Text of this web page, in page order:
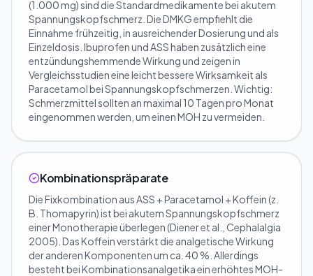
(1.000 mg) sind die Standardmedikamente bei akutem
Spannungskopfschmerz. Die DMKG empfiehlt die
Einnahme frühzeitig, in ausreichender Dosierung und als
Einzeldosis. Ibuprofen und ASS haben zusätzlich eine
entzündungshemmende Wirkung und zeigen in
Vergleichsstudien eine leicht bessere Wirksamkeit als
Paracetamol bei Spannungskopfschmerzen. Wichtig:
Schmerzmittel sollten an maximal 10 Tagen pro Monat
eingenommen werden, um einen MOH zu vermeiden.
Kombinationspräparate
Die Fixkombination aus ASS + Paracetamol + Koffein (z.
B. Thomapyrin) ist bei akutem Spannungskopfschmerz
einer Monotherapie überlegen (Diener et al., Cephalalgia
2005). Das Koffein verstärkt die analgetische Wirkung
der anderen Komponenten um ca. 40 %. Allerdings
besteht bei Kombinationsanalgetika ein erhöhtes MOH-